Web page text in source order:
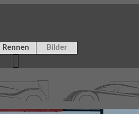
Rennen Bilder